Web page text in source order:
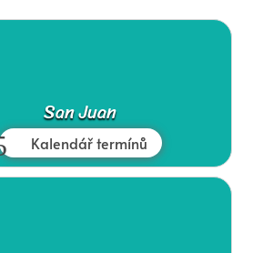
San Juan
Kalendář termínů